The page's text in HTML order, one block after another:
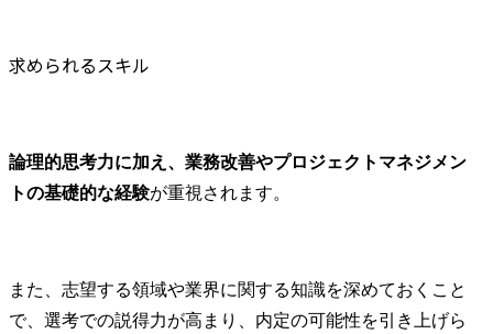
求められるスキル
論理的思考力に加え、業務改善やプロジェクトマネジメン
トの基礎的な経験が重視されます。
また、志望する領域や業界に関する知識を深めておくこと
で、選考での説得力が高まり、内定の可能性を引き上げら